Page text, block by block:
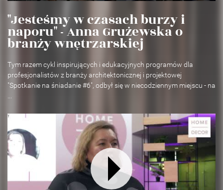
"Jesteśmy w czasach burzy i
naporu" - Anna Grużewska o
branży wnętrzarskiej
Tym razem cykl inspirujących i edukacyjnych programów dla
profesjonalistów z branży architektonicznej i projektowej
"Spotkanie na śniadanie #6", odbył się w niecodziennym miejscu - na
...